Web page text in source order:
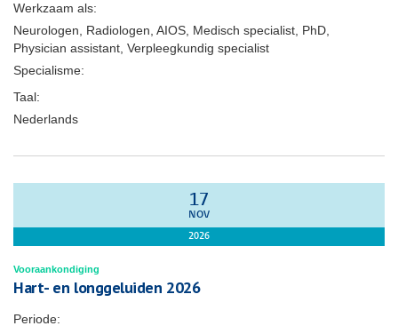
Werkzaam als:
Neurologen, Radiologen, AIOS, Medisch specialist, PhD,
Physician assistant, Verpleegkundig specialist
Specialisme:
Taal:
Nederlands
17
NOV
2026
Vooraankondiging
Hart- en longgeluiden 2026
Periode: